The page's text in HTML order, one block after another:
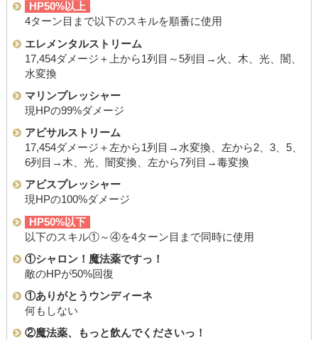
HP50%以上
4ターン目まで以下のスキルを順番に使用
エレメンタルストリーム
17,454ダメージ＋上から1列目～5列目→火、木、光、闇、
水変換
マリンプレッシャー
現HPの99%ダメージ
アビサルストリーム
17,454ダメージ＋左から1列目→水変換、左から2、3、5、
6列目→木、光、闇変換、左から7列目→毒変換
アビスプレッシャー
現HPの100%ダメージ
HP50%以下
以下のスキル①～④を4ターン目まで同時に使用
①シャロン！魔法薬ですっ！
敵のHPが50%回復
①ありがとうウンディーネ
何もしない
②魔法薬、もっと飲んでくださいっ！